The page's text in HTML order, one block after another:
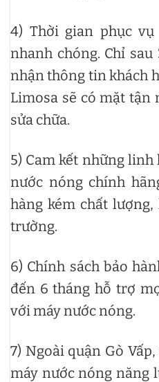
4) Thời gian phục
nhanh chóng. Chỉ
nhận thông tin khách
Limosa sẽ có mặt tận
sửa chữa.
5) Cam kết những
nước nóng chính
hàng kém chất
trường.
6) Chính sách bảo
đến 6 tháng hỗ trợ
với máy nước nóng.
7) Ngoài quận Gò
máy nước nóng năng